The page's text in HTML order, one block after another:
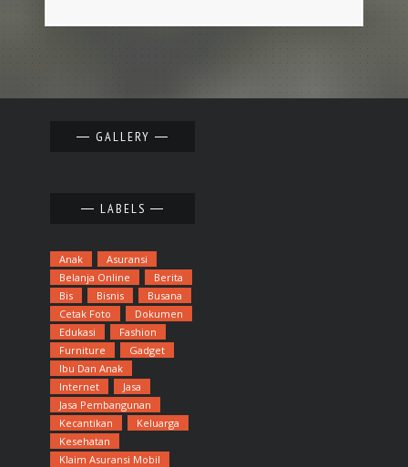
GALLERY
LABELS
Anak
Asuransi
Belanja Online
Berita
Bis
Bisnis
Busana
Cetak Foto
Dokumen
Edukasi
Fashion
Furniture
Gadget
Ibu Dan Anak
Internet
Jasa
Jasa Pembangunan
Kecantikan
Keluarga
Kesehatan
Klaim Asuransi Mobil